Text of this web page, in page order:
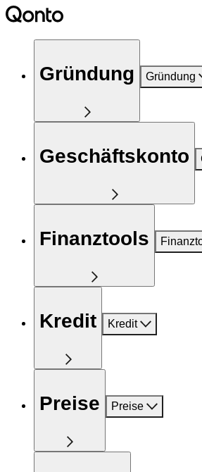
Gründung Gründung
Geschäftskonto
Finanztools
Kredit Kredit
Preise Preise